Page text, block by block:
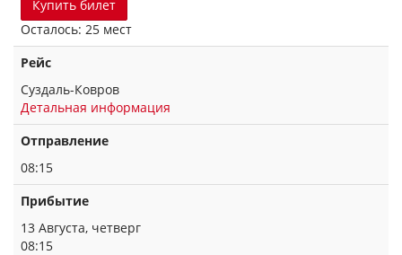
Купить билет
Осталось: 25 мест
Рейс
Суздаль-Ковров
Детальная информация
Отправление
08:15
Прибытие
13 Августа, четверг
08:15